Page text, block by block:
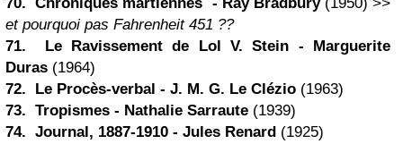
et pourquoi pas Fahrenheit 451 ??
71. Le Ravissement de Lol V. Stein - Marguerite
Duras (1964)
72. Le Procès-verbal - J. M. G. Le Clézio (1963)
73. Tropismes - Nathalie Sarraute (1939)
74. Journal, 1887-1910 - Jules Renard (1925)